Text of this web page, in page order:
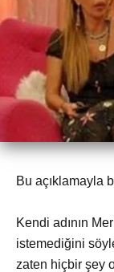
Bu açıklamayla
Kendi adının
istemediğini
zaten hiçbir şey